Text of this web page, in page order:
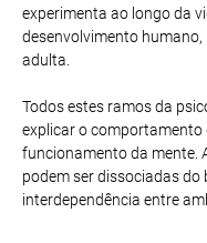
experimenta ao longo da
desenvolvimento
adulta.
Todos estes ramos da
explicar o comportamento
funcionamento da mente.
podem ser dissociadas
interdependência entre